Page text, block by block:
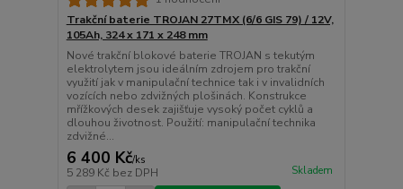
Trakční baterie TROJAN 27TMX (6/6 GIS 79) / 12V,
105Ah, 324 x 171 x 248 mm
Nové trakční blokové baterie TROJAN s tekutým
elektrolytem jsou ideálním zdrojem pro trakční
využití jak v manipulační technice tak i v invalidních
vozících nebo zdvižných plošinách. Konstrukce
mřížkových desek zajišťuje vysoký počet cyklů a
dlouhou životnost. Použití: manipulační technika
zdvižné...
6 400 Kč/ks
5 289 Kč bez DPH Skladem